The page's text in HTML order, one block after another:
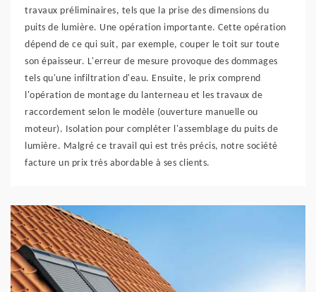
travaux préliminaires, tels que la prise des dimensions du
puits de lumière. Une opération importante. Cette opération
dépend de ce qui suit, par exemple, couper le toit sur toute
son épaisseur. L'erreur de mesure provoque des dommages
tels qu'une infiltration d'eau. Ensuite, le prix comprend
l'opération de montage du lanterneau et les travaux de
raccordement selon le modèle (ouverture manuelle ou
moteur). Isolation pour compléter l'assemblage du puits de
lumière. Malgré ce travail qui est très précis, notre société
facture un prix très abordable à ses clients.